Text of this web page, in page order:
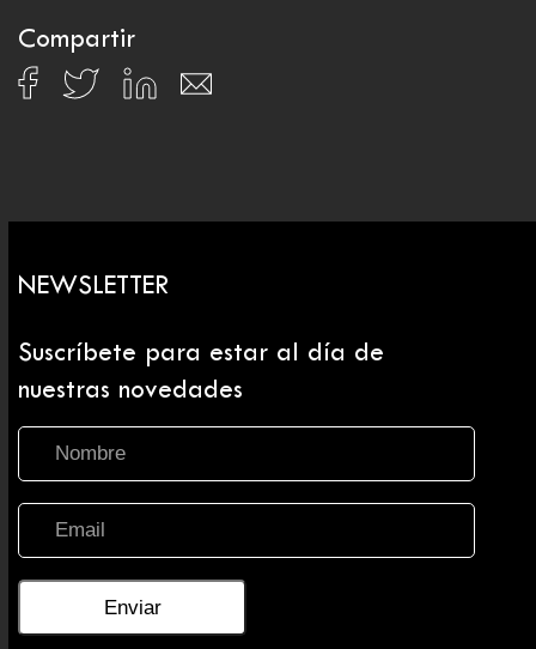
Compartir
NEWSLETTER
Suscríbete para estar al día de
nuestras novedades